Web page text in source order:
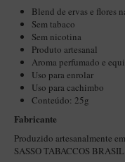
Luiggi
Montana
Mouton
New Rose
New Rose Polido
Piccolo
Blend de ervas e flores
Sem tabaco
Sem nicotina
Produto artesanal
Aroma perfumado e
Uso para enrolar
Uso para cachimbo
Conteúdo: 25g
Fabricante
Produzido artesanalmente
SASSO TABACCOS BRASIL